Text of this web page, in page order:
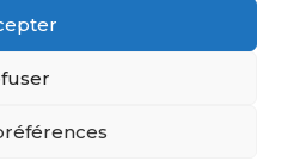
Richmond -Propulsez votre
avec